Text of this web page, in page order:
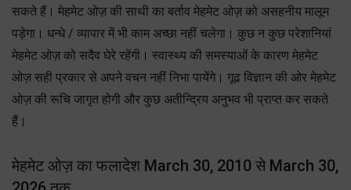
सकते हैं। मेहमेट ओज़ की साथी का बर्ताव मेहमेट ओज़ को असहनीय मालूम
पड़ेगा। धन्धे / व्यापार में भी काम अच्छा नहीं चलेगा। कुछ न कुछ परेशानियां
मेहमेट ओज़ को सदैव घेरे रहेंगी। स्वास्थ्य की समस्याओं के कारण मेहमेट
ओज़ सही प्रकार से अपने वचन नहीं निभा पायेंगे। गूढ विज्ञान की ओर मेहमेट
ओज़ की रूचि जागृत होगी और कुछ अतीन्द्रिय अनुभव भी प्राप्त कर सकते
हैं।
मेहमेट ओज़ का फलादेश March 30, 2010 से March 30,